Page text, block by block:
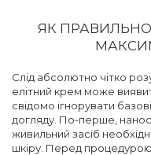
ЯК
Слід абсолютно чітко
елітний крем може
свідомо ігнорувати
догляду. По-перше,
живильний засіб
шкіру. Перед